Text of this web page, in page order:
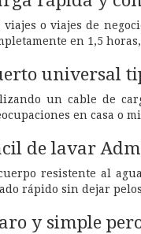
viajes o viajes de
en 1,5
universal
un cable de
en casa o
de lavar
resistente al
rápido sin dejar pelos
y simple